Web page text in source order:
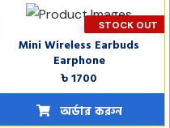
STOCK OUT
Mini Wireless Earbuds
Earphone
৳ 1700
অর্ডার করুন